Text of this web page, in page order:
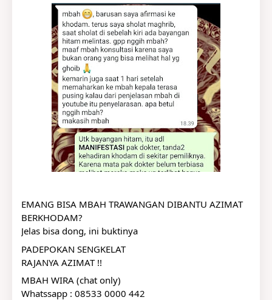
EMANG BISA MBAH TRAWANGAN DIBANTU AZIMAT
BERKHODAM?
Jelas bisa dong, ini buktinya
PADEPOKAN SENGKELAT
RAJANYA AZIMAT !!
MBAH WIRA (chat only)
Whatssapp : 08533 0000 442